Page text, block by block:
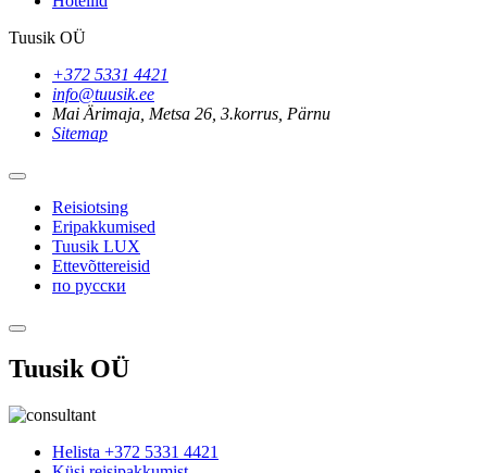
Tuusik OÜ
+372 5331 4421
info@tuusik.ee
Mai Ärimaja, Metsa 26, 3.korrus, Pärnu
Sitemap
Reisiotsing
Eripakkumised
Tuusik LUX
Ettevõttereisid
по русски
Tuusik OÜ
Helista +372 5331 4421